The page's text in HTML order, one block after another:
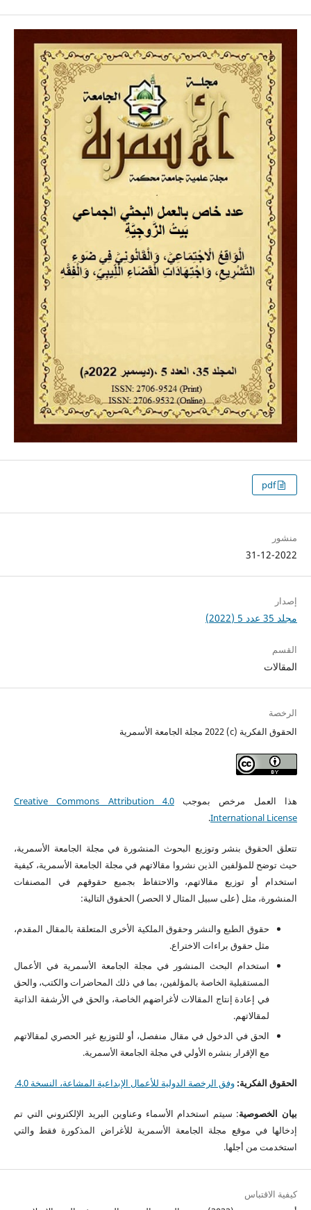
pdf
منشور
31-12-2022
إصدار
مجلد 35 عدد 5 (2022)
القسم
المقالات
الرخصة
الحقوق الفكرية (c) 2022 مجلة الجامعة الأسمرية
هذا العمل مرخص بموجبCreative Commons Attribution 4.0
International License
.
تتعلق الحقوق بنشر وتوزيع البحوث المنشورة في مجلة الجامعة الأسمرية،
حيث توضح للمؤلفين الذين نشروا مقالاتهم في مجلة الجامعة الأسمرية، كيفية
استخدام أو توزيع مقالاتهم، والاحتفاظ بجميع حقوقهم في المصنفات
المنشورة، مثل (على سبيل المثال لا الحصر) الحقوق التالية:
حقوق الطبع والنشر وحقوق الملكية الأخرى المتعلقة بالمقال المقدم،
مثل حقوق براءات الاختراع.
استخدام البحث المنشور في مجلة الجامعة الأسمرية في الأعمال
المستقبلية الخاصة بالمؤلفين، بما في ذلك المحاضرات والكتب، والحق
في إعادة إنتاج المقالات لأغراضهم الخاصة، والحق في الأرشفة الذاتية
لمقالاتهم.
الحق في الدخول في مقال منفصل، أو للتوزيع غير الحصري لمقالاتهم
مع الإقرار بنشره الأولي في مجلة الجامعة الأسمرية.
الحقوق الفكرية: وفق الرخصة الدولية للأعمال الإبداعية المشاعة، النسخة 4.0.
بيان الخصوصية: سيتم استخدام الأسماء وعناوين البريد الإلكتروني التي تم
إدخالها في موقع مجلة الجامعة الأسمرية للأغراض المذكورة فقط والتي
استخدمت من أجلها.
كيفية الاقتباس